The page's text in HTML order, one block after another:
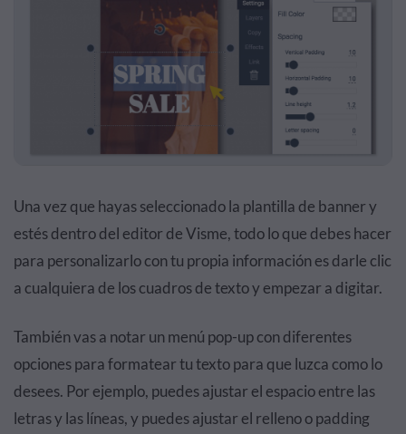
Una vez que hayas seleccionado la plantilla de banner y
estés dentro del editor de Visme, todo lo que debes hacer
para personalizarlo con tu propia información es darle clic
a cualquiera de los cuadros de texto y empezar a digitar.
También vas a notar un menú pop-up con diferentes
opciones para formatear tu texto para que luzca como lo
desees. Por ejemplo, puedes ajustar el espacio entre las
letras y las líneas, y puedes ajustar el relleno o padding